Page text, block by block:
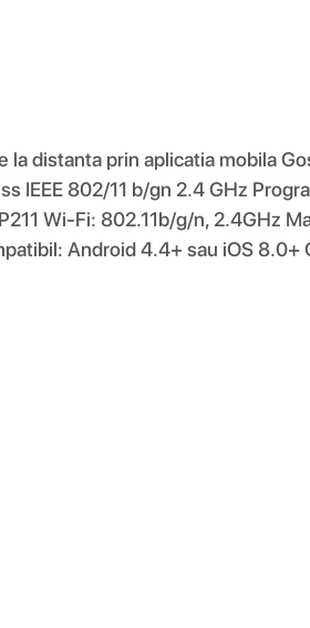
distanta prin aplicatia mobila
802/11 b/gn 2.4 GHz
Wi-Fi: 802.11b/g/n, 2.4GHz
Android 4.4+ sau iOS